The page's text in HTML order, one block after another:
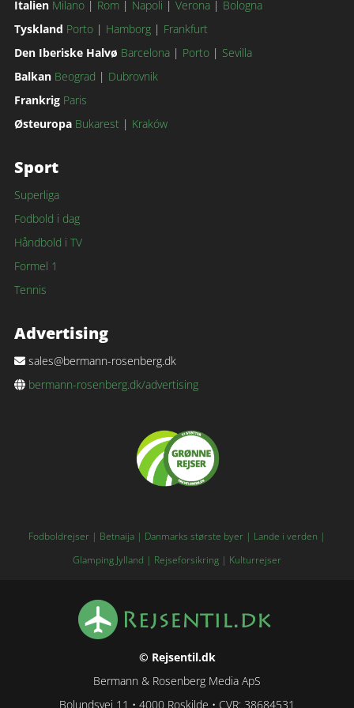
Italien Milano| Rom| Napoli | Verona| Bologna
Tyskland Porto| Hamborg| Frankfurt
Den Iberiske Halvø Barcelona| Porto| Sevilla
Balkan Beograd | Dubrovnik
Frankrig Paris
Østeuropa Bukarest| Kraków
Sport
Superliga
Fodbold i dag
Håndbold i TV
Formel 1
Tennis
Advertising
sales@bermann-rosenberg.dk
bermann-rosenberg.dk/advertising
Fodboldrejser | Betnaija | Danmarks største byer | Lande i verden |
Glamping Jylland | Rejseforsikring | Kulturrejser
© Rejsentil.dk
Bermann & Rosenberg Media ApS
Bolundsvej 11 • 4000 Roskilde • CVR: 38684531